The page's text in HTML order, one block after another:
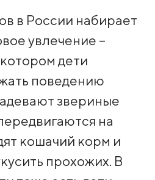
в России набирает
увлечение –
дети
поведению
звериные
на
кошачий корм и
прохожих. В